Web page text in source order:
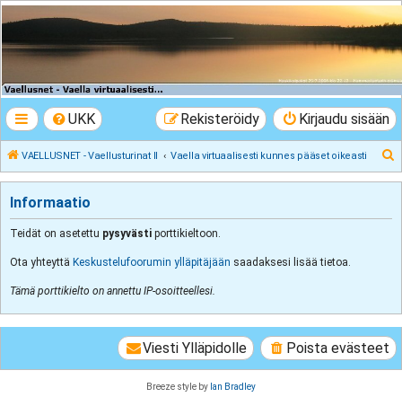
VAELLUSNET -
Vaellusturinat II
UKK Kirjaudu sisään
Rekisteröidy
VAELLUSNET - Vaellusturinat II Vaella virtuaalisesti kunnes pääset oikeasti
Informaatio
Teidät on asetettu pysyvästi porttikieltoon.
Ota yhteyttä Keskustelufoorumin ylläpitäjään saadaksesi lisää tietoa.
Tämä porttikielto on annettu IP-osoitteellesi.
Poista evästeet
Viesti Ylläpidolle
Breeze style by Ian Bradley